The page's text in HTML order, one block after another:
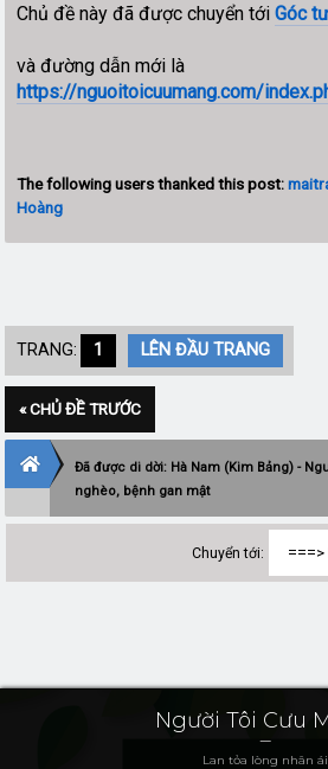
Chủ đề này đã được chuyển tớiGóc
và đường dẫn mới là
https://nguoitoicuumang.com/
The following users thanked this post:
Hoàng
TRANG: 1 LÊN ĐẦU TRANG
« CHỦ ĐỀ TRƯỚC
Đã được di dời: Hà Nam (Kim Bảng) -
nghèo, bệnh gan mật
Chuyển tới:
Người Tôi Cưu
Lan tỏa lòng nhân ái